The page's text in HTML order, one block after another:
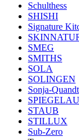
Schulthess
SHISHI
Signature
SMEG
SMITHS
SOLA
SOLINGEN
Sonja-Quandt
SPIEGELAU
STAUB
STILLUX
Sub-Zero